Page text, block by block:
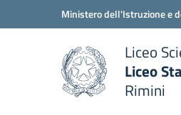
Vai ai contenuti
Vai al menu di navigazione
Ministero dell'Istruzione e
scuola
Liceo
Liceo
Rimini